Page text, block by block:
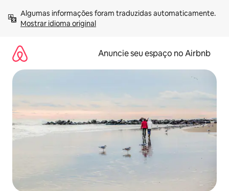
para
Mostrar idioma original
Anuncie seu espaço no Airbnb